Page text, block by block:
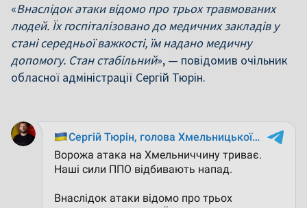
«Внаслідок атаки відомо про трьох травмованих
людей. Їх госпіталізовано до медичних закладів у
стані середньої важкості, їм надано медичну
допомогу. Стан стабільний», — повідомив очільник
обласної адміністрації Сергій Тюрін.